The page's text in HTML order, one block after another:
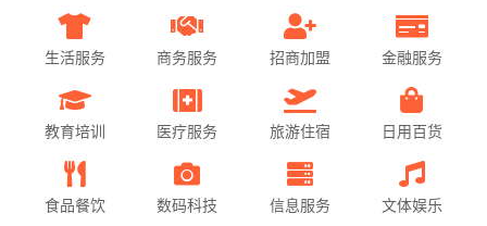
生活服务 商务服务 招商加盟 金融服务
教育培训 医疗服务 旅游住宿 日用百货
食品餐饮 数码科技 信息服务 文体娱乐